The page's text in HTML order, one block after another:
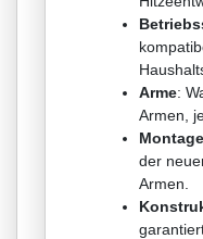
Arme:
Armen,
Montage
der
Armen.